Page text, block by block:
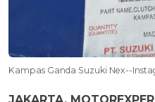
Kampas Ganda Suzuki Nex--
JAKARTA,